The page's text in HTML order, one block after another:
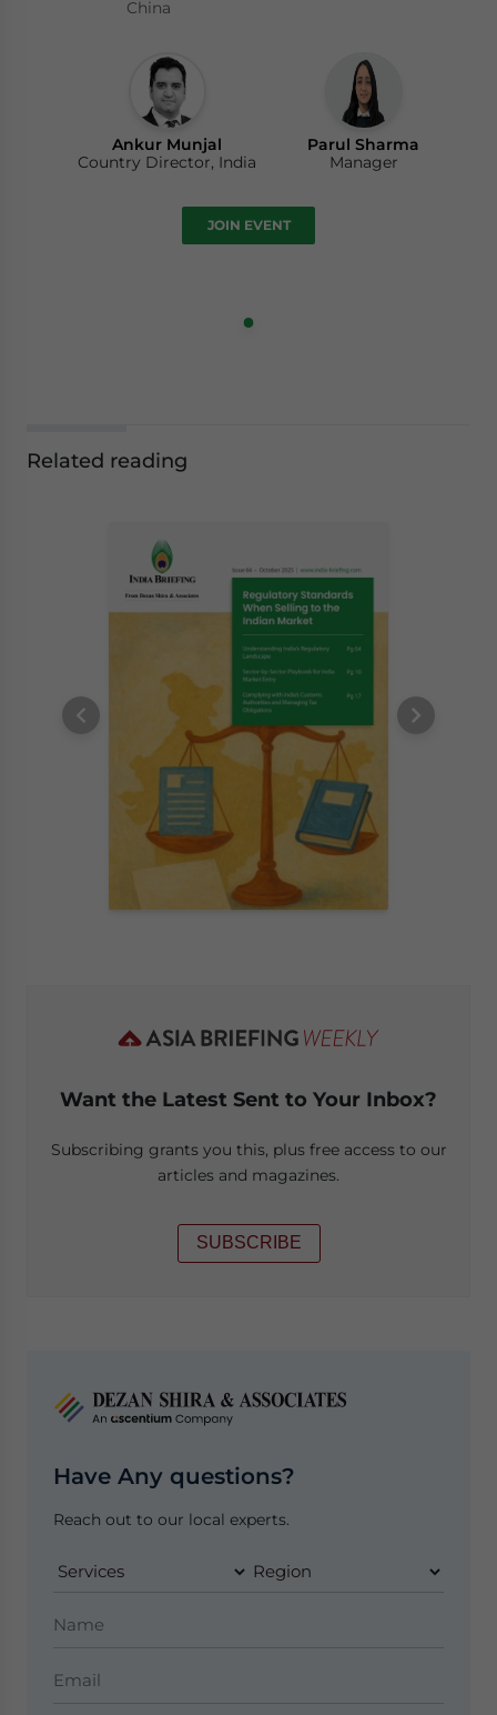
China
Ankur Munjal
Country Director, India
Parul Sharma
Manager
JOIN EVENT
Related reading
Want the Latest Sent to Your Inbox?
Subscribing grants you this, plus free access to our
articles and magazines.
SUBSCRIBE
Have Any questions?
Reach out to our local experts.